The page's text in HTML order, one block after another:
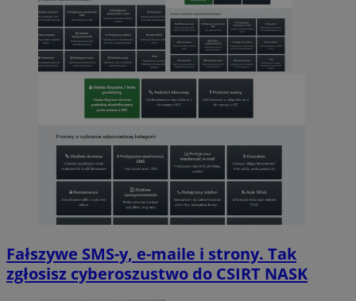
Fałszywe SMS-y, e-maile i strony. Tak
zgłosisz cyberoszustwo do CSIRT NASK